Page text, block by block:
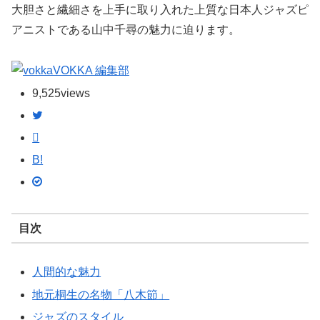
大胆さと繊細さを上手に取り入れた上質な日本人ジャズピ
アニストである山中千尋の魅力に迫ります。
VOKKA 編集部
9,525views
B!
目次
人間的な魅力
地元桐生の名物「八木節」
ジャズのスタイル